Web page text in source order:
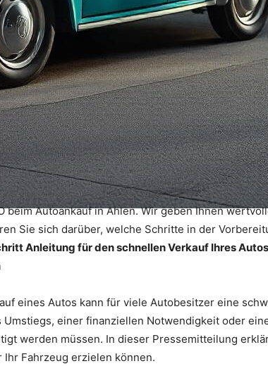
beim Autoankauf in Ahlen. Wir geben Ihnen
Sie sich darüber, welche Schritte in der
Anleitung für den schnellen Verkauf Ihres
eines Autos kann für viele Autobesitzer eine
einer finanziellen Notwendigkeit oder
werden müssen. In dieser Pressemitteilung
Fahrzeug erzielen können.